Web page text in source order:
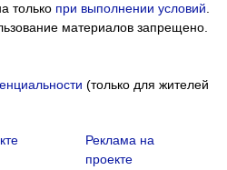
только при выполнении условий.
материалов запрещено.
(только для жителей
Реклама на
проекте